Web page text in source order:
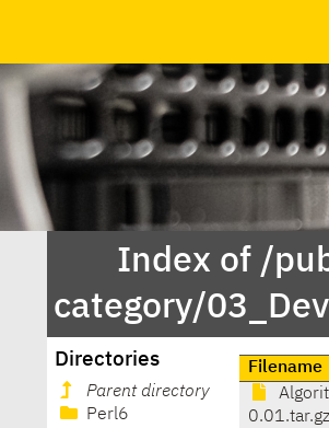
Index of /
category/
Directories
Parent directory
Perl6
Filename
0.01.tar.gz